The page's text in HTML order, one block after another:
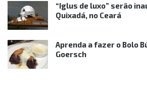
“Iglus de luxo” serão
Quixadá, no Ceará
Aprenda a fazer o Bolo
Goersch